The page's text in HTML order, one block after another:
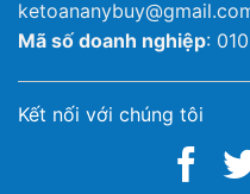
Mã số doanh nghiệp:
Kết nối với chúng tôi